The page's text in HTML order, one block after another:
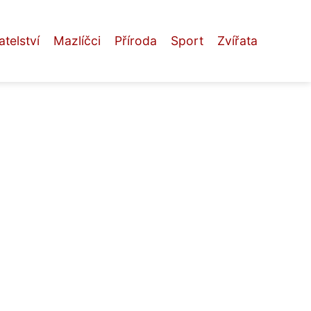
Mazlíčci Příroda Sport Zvířata